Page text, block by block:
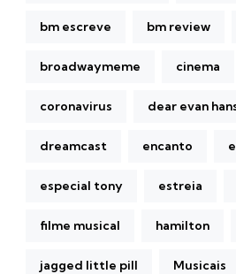
bm escreve bm review
broadwaymeme cinema
coronavirus dear evan
dreamcast encanto
especial tony estreia
filme musical hamilton
jagged little pill Musicais